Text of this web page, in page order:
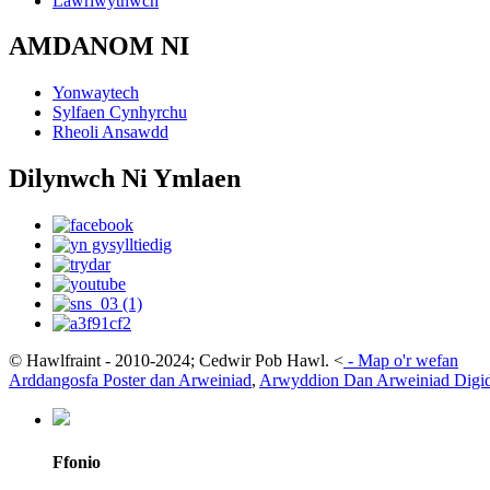
AMDANOM NI
Yonwaytech
Sylfaen Cynhyrchu
Rheoli Ansawdd
Dilynwch Ni Ymlaen
© Hawlfraint - 2010-2024; Cedwir Pob Hawl. < - Map o'r wefan
Arddangosfa Poster dan Arweiniad, Arwyddion Dan Arweiniad
Ffonio